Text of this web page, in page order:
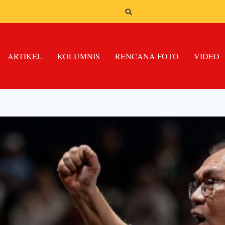
ARTIKEL KOLUMNIS RENCANA FOTO VIDEO